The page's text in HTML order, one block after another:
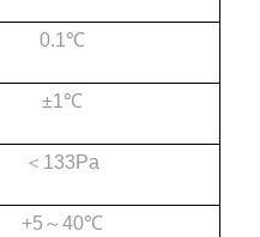
0.1 ℃
±1 ℃
＜ 133Pa
+5 ～40℃